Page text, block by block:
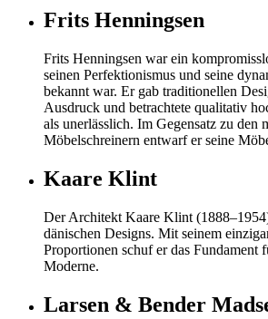
Frits Henningsen
Frits Henningsen war ein
seinen Perfektionismus und seine
bekannt war. Er gab traditionellen
Ausdruck und betrachtete qualitativ
als unerlässlich. Im Gegensatz zu den
Möbelschreinern entwarf er seine
Kaare Klint
Der Architekt Kaare Klint
dänischen Designs. Mit seinem
Proportionen schuf er das Fundament
Moderne.
Larsen & Bender